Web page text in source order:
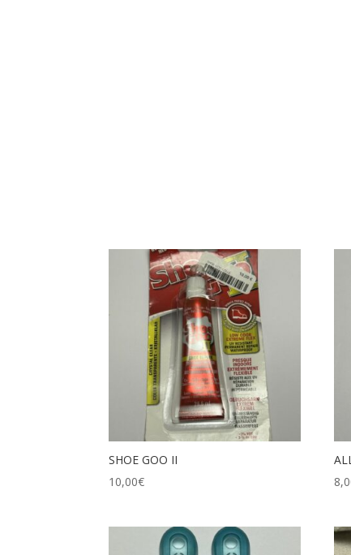
SHOE GOO II
10,00€